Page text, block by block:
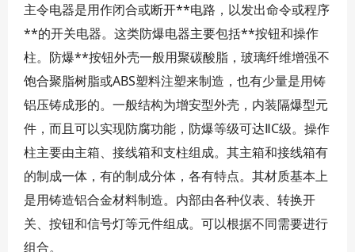
主令电器是用作闭合或断开**电路，以发出命令或程序
**的开关电器。这类防爆电器主要包括**按钮和操作
柱。防爆**按钮外壳一般用聚碳酸脂，玻璃纤维增强不
饱合聚脂树脂或ABS塑料注塑来制造，也有少量是用铸
铝压铸成形的。一般结构为增安型外壳，内装隔爆型元
件，而且可以实现防腐功能，防爆等级可达ⅡC级。操作
柱主要由主箱、接线箱和支柱组成。其主箱和接线箱有
的制成一体，有的制成分体，各有特点。其材质基本上
是用铸造铝合金材料制造。内部由各种仪表、转换开
关、按钮和信号灯等元件组成。可以根据不同需要进行
组合。